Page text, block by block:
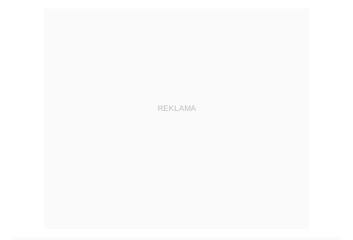
REKLAMA